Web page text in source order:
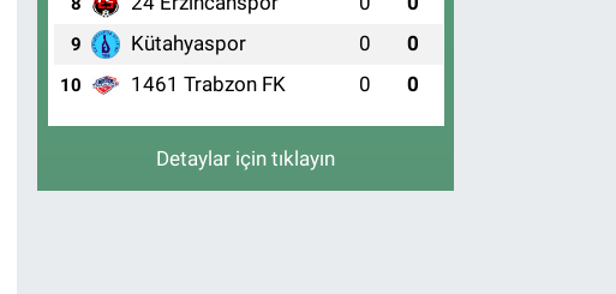
9 Kütahyaspor 0 0
10 1461 Trabzon FK 0 0
Detaylar için tıklayın